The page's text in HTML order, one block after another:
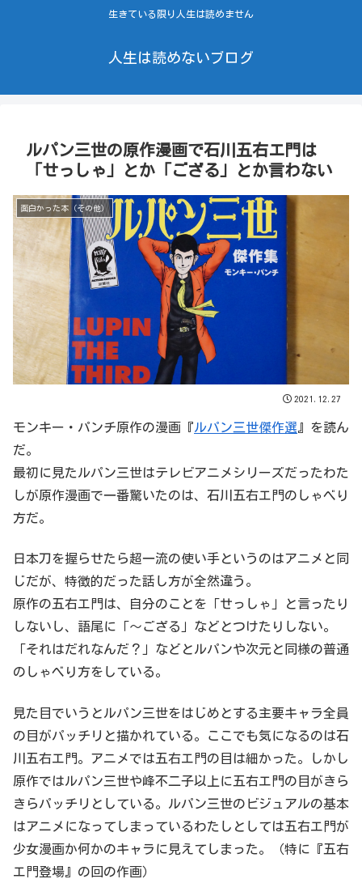
生きている限り人生は読めません
人生は読めないブログ
ルパン三世の原作漫画で石川五右エ門は
「せっしゃ」とか「ござる」とか言わない
面白かった本（その他）
2021.12.27
モンキー・パンチ原作の漫画『ルパン三世傑作選 』を読ん
だ。
最初に見たルパン三世はテレビアニメシリーズだったわた
しが原作漫画で一番驚いたのは、石川五右エ門のしゃべり
方だ。
日本刀を握らせたら超一流の使い手というのはアニメと同
じだが、特徴的だった話し方が全然違う。
原作の五右エ門は、自分のことを「せっしゃ」と言ったり
しないし、語尾に「～ござる」などとつけたりしない。
「それはだれなんだ？」などとルパンや次元と同様の普通
のしゃべり方をしている。
見た目でいうとルパン三世をはじめとする主要キャラ全員
の目がパッチリと描かれている。ここでも気になるのは石
川五右エ門。アニメでは五右エ門の目は細かった。しかし
原作ではルパン三世や峰不二子以上に五右エ門の目がきら
きらパッチリとしている。ルパン三世のビジュアルの基本
はアニメになってしまっているわたしとしては五右エ門が
少女漫画か何かのキャラに見えてしまった。（特に『五右
エ門登場』の回の作画）